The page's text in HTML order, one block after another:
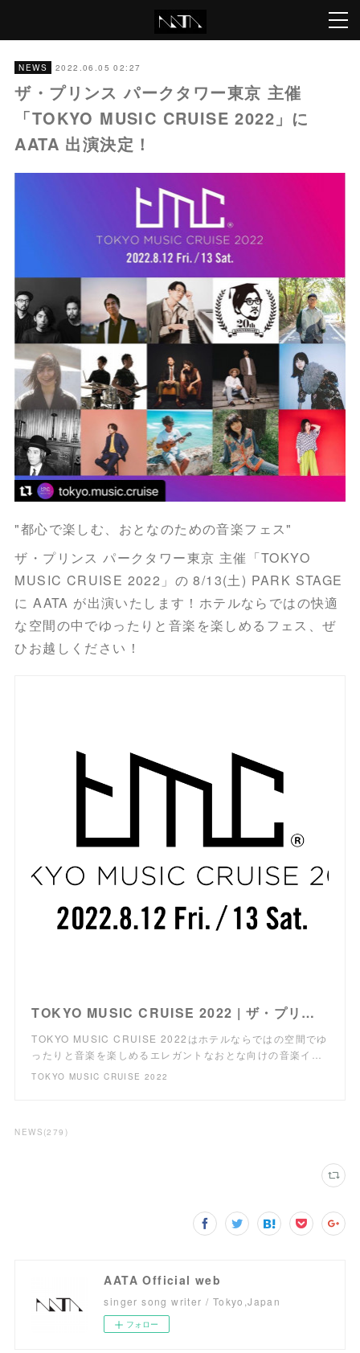
NEWS 2022.06.05 02:27
ザ・プリンス パークタワー東京 主催
「TOKYO MUSIC CRUISE 2022」に
AATA 出演決定！
"都心で楽しむ、おとなのための音楽フェス"
ザ・プリンス パークタワー東京 主催「TOKYO
MUSIC CRUISE 2022」の 8/13(土) PARK STAGE
に AATA が出演いたします！ホテルならではの快適
な空間の中でゆったりと音楽を楽しめるフェス、ぜ
ひお越しください！
TOKYO MUSIC CRUISE 2022 | ザ・プリンス パークタワー東京
TOKYO MUSIC CRUISE 2022はホテルならではの空間でゆ
ったりと音楽を楽しめるエレガントなおとな向けの音楽イ…
TOKYO MUSIC CRUISE 2022
NEWS (279 )
AATA Official web
singer song writer / Tokyo,Japan
フォロー